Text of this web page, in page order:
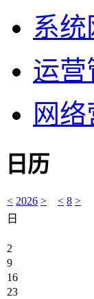
系统
运营
网
日历
< 2026 > < 8 >
日
2
9
16
23